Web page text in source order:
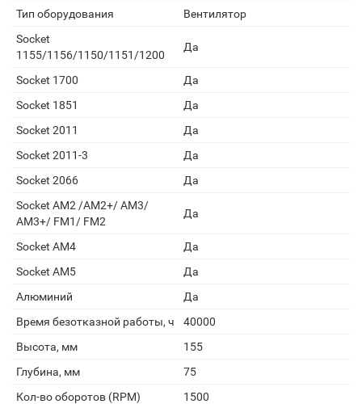
Тип оборудования
Вентилятор
Socket
1155/1156/1150/1151/1200
Да
Socket 1700
Да
Socket 1851
Да
Socket 2011
Да
Socket 2011-3
Да
Socket 2066
Да
Socket AM2 /АМ2+/ АМ3/
AM3+/ FM1/ FM2
Да
Socket AM4
Да
Socket AM5
Да
Алюминий
Да
Время безотказной работы, ч
40000
Высота, мм
155
Глубина, мм
75
Кол-во оборотов (RPM)
1500